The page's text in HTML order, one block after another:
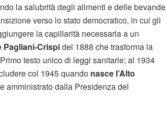
la salubrità degli alimenti e delle bevande
verso lo stato democratico, in cui gli
la capillarità necessaria a un
Pagliani-Crispidel 1888 che trasforma la
testo unico di leggi sanitarie; al 1934
col 1945 quando nasce l’Alto
amministrato dalla Presidenza del